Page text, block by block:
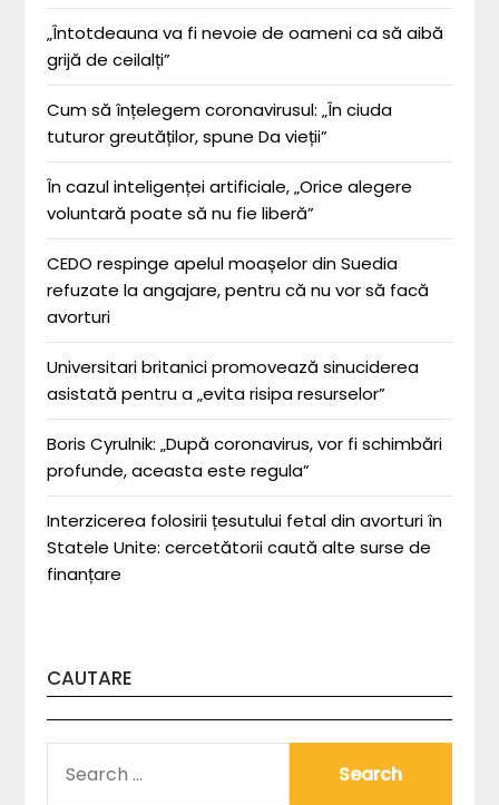
„Întotdeauna va fi nevoie de oameni ca să aibă
grijă de ceilalți”
Cum să înțelegem coronavirusul: „În ciuda
tuturor greutăților, spune Da vieții”
În cazul inteligenței artificiale, „Orice alegere
voluntară poate să nu fie liberă”
CEDO respinge apelul moașelor din Suedia
refuzate la angajare, pentru că nu vor să facă
avorturi
Universitari britanici promovează sinuciderea
asistată pentru a „evita risipa resurselor”
Boris Cyrulnik: „După coronavirus, vor fi schimbări
profunde, aceasta este regula”
Interzicerea folosirii țesutului fetal din avorturi în
Statele Unite: cercetătorii caută alte surse de
finanțare
CAUTARE
FOR: